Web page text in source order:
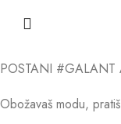
POSTANI #GALANT
Obožavaš modu,